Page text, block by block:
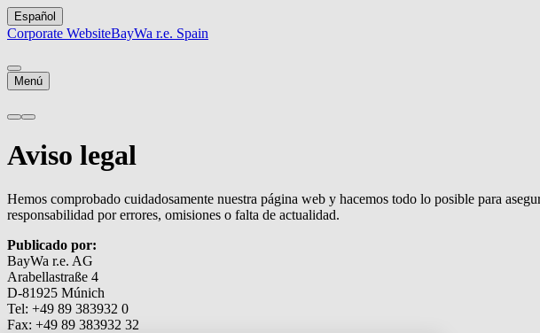
Español
Corporate WebsiteBayWa r.e. Spain
Menú
Aviso legal
Hemos comprobado cuidadosamente nuestra página web y hacemos todo lo posible para
responsabilidad por errores, omisiones o falta de actualidad.
Publicado por:
BayWa r.e. AG
Arabellastraße 4
D-81925 Múnich
Tel: +49 89 383932 0
Fax: +49 89 383932 32